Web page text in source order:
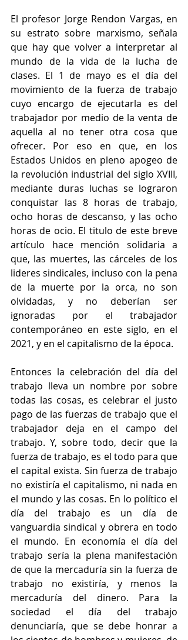
El profesor Jorge Rendon Vargas, en
su estrato sobre marxismo, señala
que hay que volver a interpretar al
mundo de la vida de la lucha de
clases. El 1 de mayo es el día del
movimiento de la fuerza de trabajo
cuyo encargo de ejecutarla es del
trabajador por medio de la venta de
aquella al no tener otra cosa que
ofrecer. Por eso en que, en los
Estados Unidos en pleno apogeo de
la revolución industrial del siglo XVIII,
mediante duras luchas se lograron
conquistar las 8 horas de trabajo,
ocho horas de descanso, y las ocho
horas de ocio. El titulo de este breve
artículo hace mención solidaria a
que, las muertes, las cárceles de los
lideres sindicales, incluso con la pena
de la muerte por la orca, no son
olvidadas, y no deberían ser
ignoradas por el trabajador
contemporáneo en este siglo, en el
2021, y en el capitalismo de la época.
Entonces la celebración del día del
trabajo lleva un nombre por sobre
todas las cosas, es celebrar el justo
pago de las fuerzas de trabajo que el
trabajador deja en el campo del
trabajo. Y, sobre todo, decir que la
fuerza de trabajo, es el todo para que
el capital exista. Sin fuerza de trabajo
no existiría el capitalismo, ni nada en
el mundo y las cosas. En lo político el
día del trabajo es un día de
vanguardia sindical y obrera en todo
el mundo. En economía el día del
trabajo sería la plena manifestación
de que la mercaduría sin la fuerza de
trabajo no existiría, y menos la
mercaduría del dinero. Para la
sociedad el día del trabajo
denunciaría, que se debe honrar a